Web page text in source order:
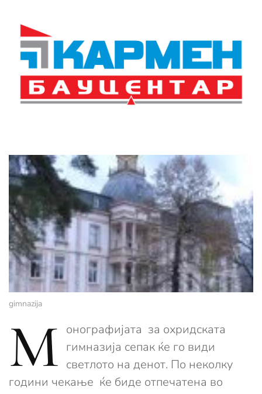
gimnazija
М онографијата за охридската
гимназија сепак ќе го види
светлото на денот. По неколку
години чекање ќе биде отпечатена во